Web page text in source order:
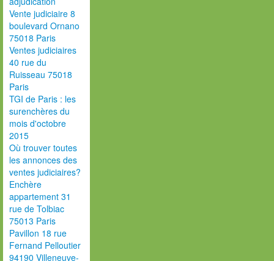
Vente judiciaire 8
boulevard Ornano
75018 Paris
Ventes judiciaires
40 rue du
Ruisseau 75018
Paris
TGI de Paris : les
surenchères du
mois d'octobre
2015
Où trouver toutes
les annonces des
ventes judiciaires?
Enchère
appartement 31
rue de Tolbiac
75013 Paris
Pavillon 18 rue
Fernand Pelloutier
94190 Villeneuve-